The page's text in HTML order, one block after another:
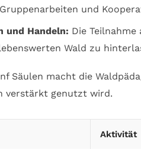
Gruppenarbeiten und
und Handeln: Die
Wald zu
Säulen macht die
verstärkt genutzt wird.
Aktivität